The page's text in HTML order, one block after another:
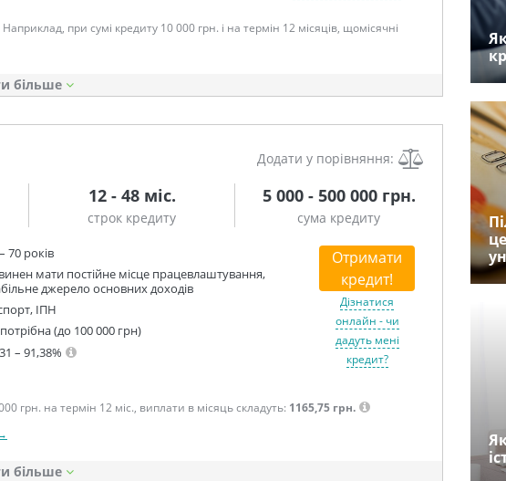
при сумі кредиту 10 000 грн. і на термін 12 місяців, щомісячні
Додати у порівняння:
12 - 48 міс.
строк кредиту
5 000 - 500 000 грн.
сума кредиту
70 років
мати постійне місце працевлаштування,
джерело основних доходів
ІПН
(до 100 000 грн)
– 91,38%
Отримати
кредит!
Дізнатися
онлайн - чи
дадуть мені
кредит?
грн. на термін 12 міс., виплати в місяць складуть: 1165,75 грн.